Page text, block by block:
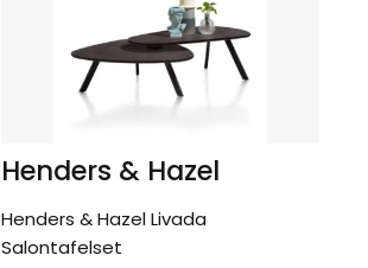
Henders & Hazel
Henders & Hazel Livada
Salontafelset